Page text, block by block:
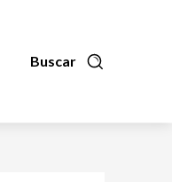
Buscar